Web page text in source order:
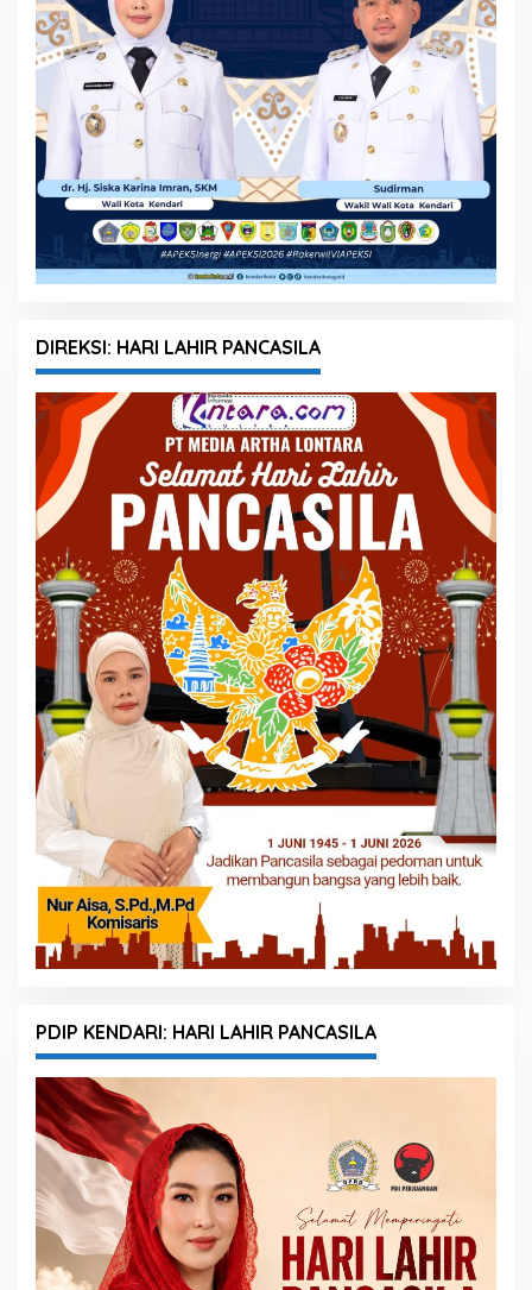
DIREKSI: HARI LAHIR PANCASILA
PDIP KENDARI: HARI LAHIR PANCASILA